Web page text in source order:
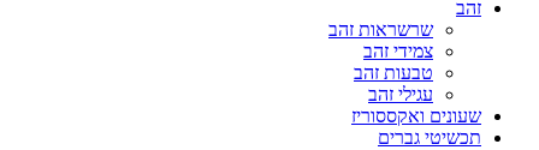
זהב
שרשראות זהב
צמידי זהב
טבעות זהב
עגילי זהב
שעונים ואקססוריז
תכשיטי גברים